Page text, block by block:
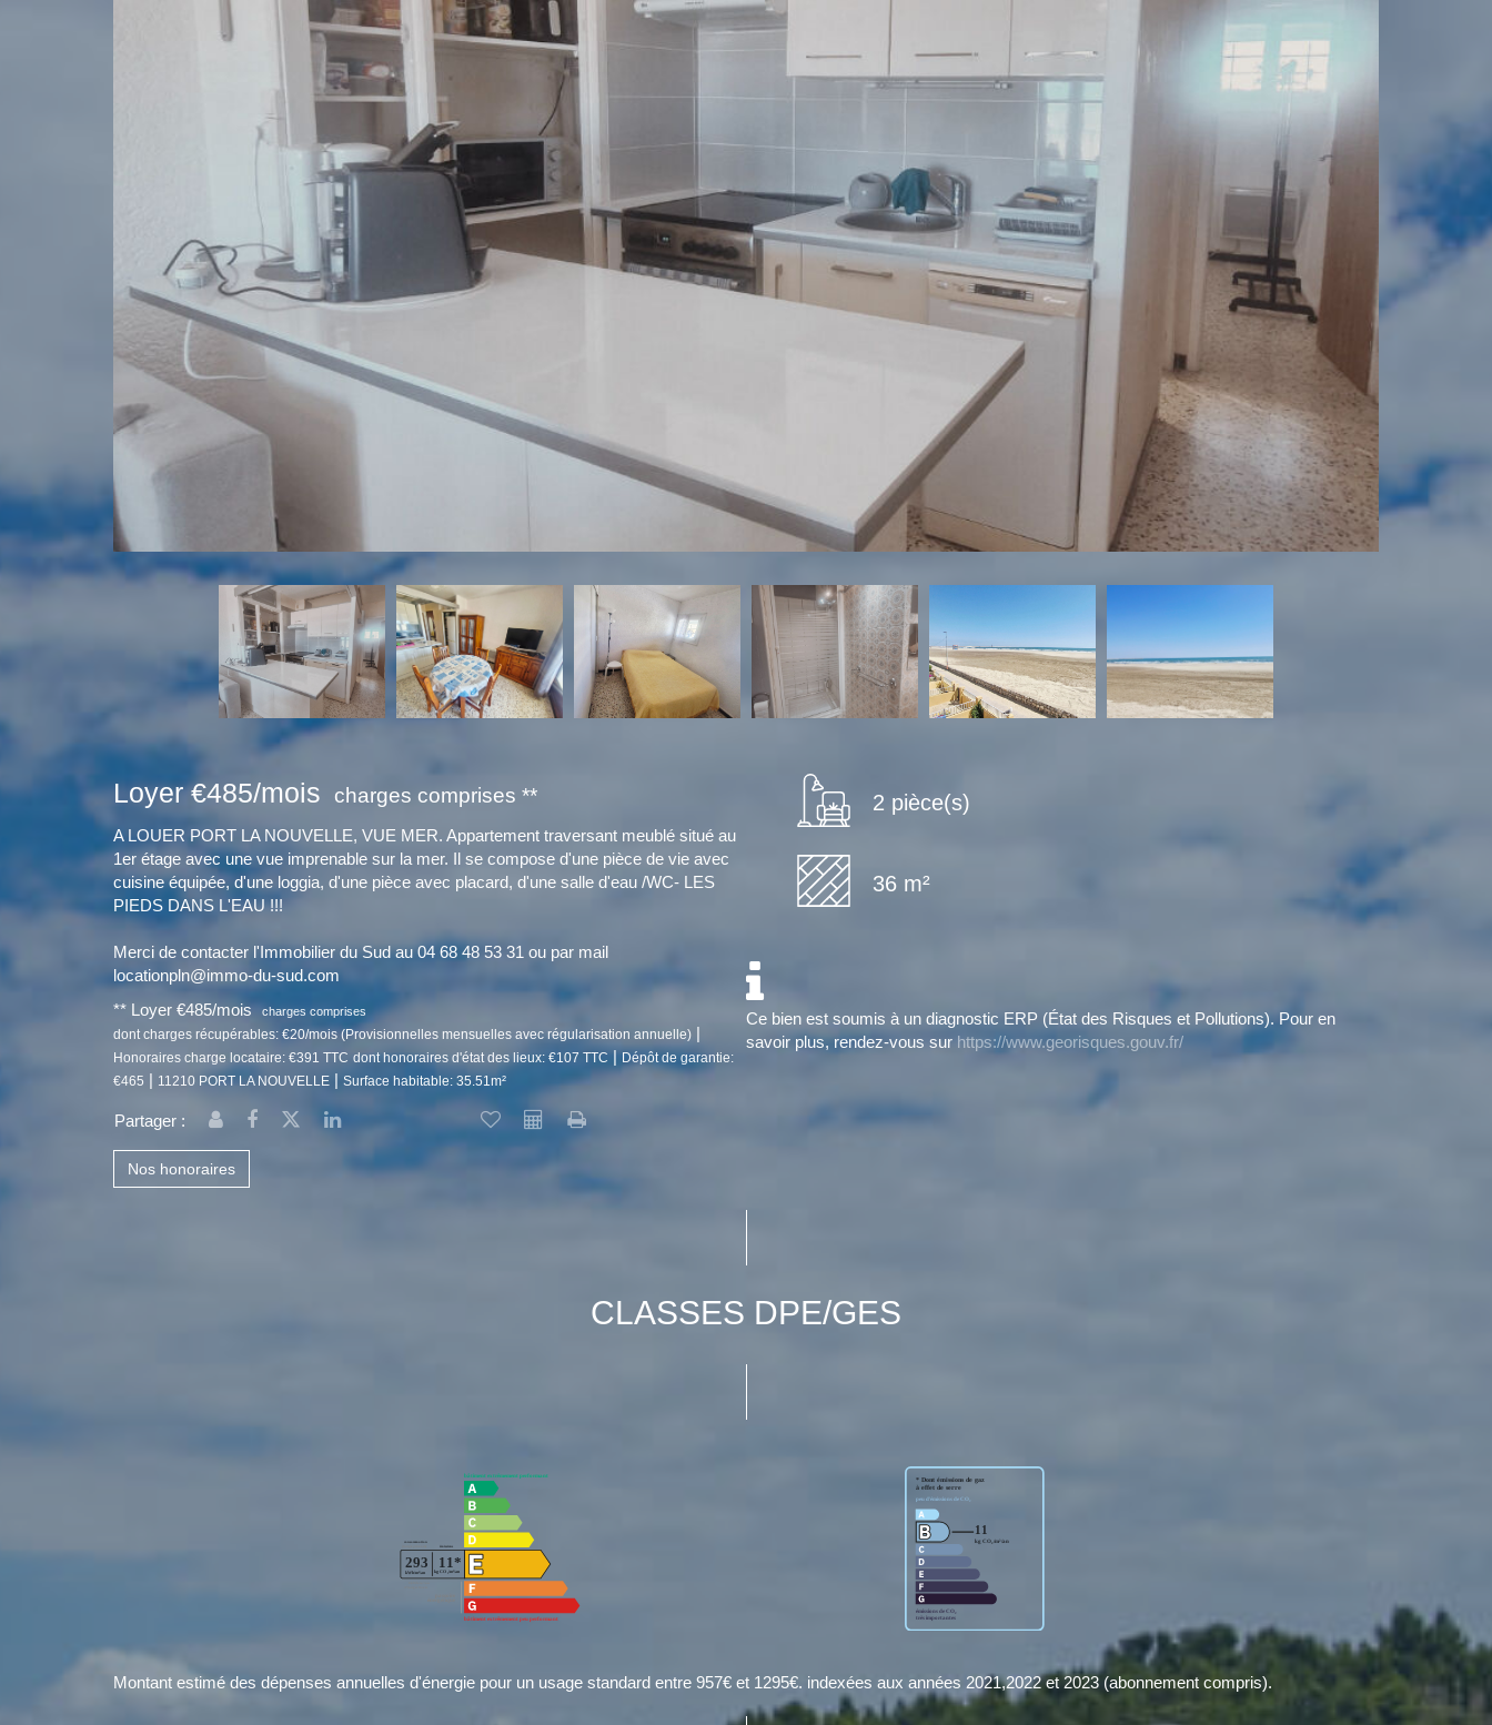
Loyer €485/mois charges comprises **
A LOUER PORT LA NOUVELLE, VUE MER. Appartement traversant meublé situé au
1er étage avec une vue imprenable sur la mer. Il se compose d'une pièce de vie avec
cuisine équipée, d'une loggia, d'une pièce avec placard, d'une salle d'eau /WC- LES
PIEDS DANS L'EAU !!!
Merci de contacter l'Immobilier du Sud au 04 68 48 53 31 ou par mail
locationpln@immo-du-sud.com
** Loyer €485/mois charges comprises
dont charges récupérables: €20/mois (Provisionnelles mensuelles avec régularisation annuelle) |
Honoraires charge locataire: €391 TTC dont honoraires d'état des lieux: €107 TTC|Dépôt de garantie:
€465 | 11210 PORT LA NOUVELLE | Surface habitable: 35.51m²
Partager :
Nos honoraires
2 pièce(s)
36 m²
CLASSES DPE/GES
Montant estimé des dépenses annuelles d'énergie pour un usage standard entre 957€ et 1295€. indexées aux années 2021,2022 et 2023 (abonnement compris).
Ce bien est soumis à un diagnostic ERP (État des Risques et Pollutions). Pour en
savoir plus, rendez-vous sur https://www.georisques.gouv.fr/